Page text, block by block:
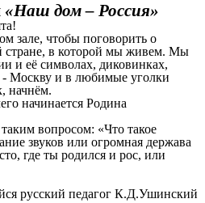
«Наш дом – Россия»
зале, чтобы поговорить о
стране, в которой мы живем. Мы
и её символах, диковинках,
- Москву и в любимые уголки
начнём.
начинается Родина
вопросом: «Что такое
звуков или огромная держава
где ты родился и рос, или
русский педагог К.Д.Ушинский